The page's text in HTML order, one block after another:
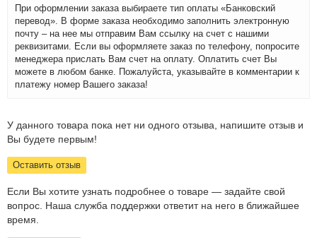
При оформлении заказа выбираете тип оплаты «Банковский
перевод». В форме заказа необходимо заполнить электронную
почту – на нее мы отправим Вам ссылку на счет с нашими
реквизитами. Если вы оформляете заказ по телефону, попросите
менеджера прислать Вам счет на оплату. Оплатить счет Вы
можете в любом банке. Пожалуйста, указывайте в комментарии к
платежу номер Вашего заказа!
У данного товара пока нет ни одного отзыва, напишите отзыв и
Вы будете первым!
Оставить отзыв
Если Вы хотите узнать подробнее о товаре — задайте свой
вопрос. Наша служба поддержки ответит на него в ближайшее
время.